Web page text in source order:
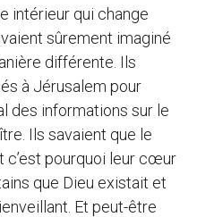
intérieur qui change
sûrement imaginé
différente. Ils
à Jérusalem pour
des informations sur le
Ils savaient que le
c’est pourquoi leur cœur
que Dieu existait et
Et peut-être